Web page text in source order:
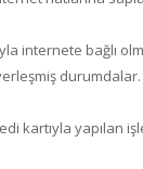
internete bağlı
durumdalar.
kartıyla yapılan